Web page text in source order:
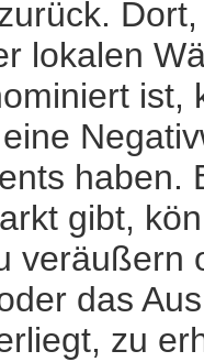
lokalen
ist,
haben.
gibt,
veräußern
das
zu